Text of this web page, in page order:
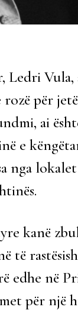
Ledri Vula,
rozë për
ai
e
nga
kanë
të
edhe në
për një